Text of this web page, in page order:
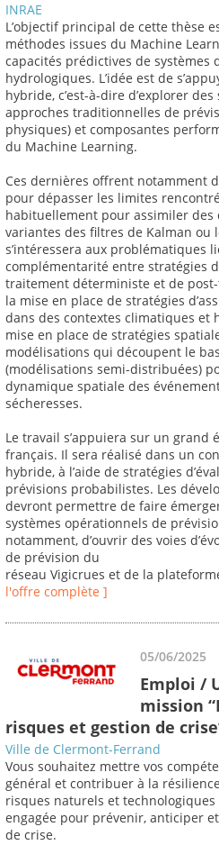
INRAE
L’objectif principal de cette thèse
méthodes issues du Machine
capacités prédictives de systèmes
hydrologiques. L’idée est de
hybride, c’est-à-dire d’explorer
approches traditionnelles de
physiques) et composantes
du Machine Learning.
Ces dernières offrent notamment
pour dépasser les limites
habituellement pour assimiler des
variantes des filtres de Kalman ou
s’intéressera aux problématiques
complémentarité entre stratégies
traitement déterministe et de
la mise en place de stratégies
dans des contextes climatiques et
mise en place de stratégies
modélisations qui découpent le
(modélisations semi-distribuées)
dynamique spatiale des
sécheresses.
Le travail s’appuiera sur un grand
français. Il sera réalisé dans un
hybride, à l’aide de stratégies
prévisions probabilistes. Les
devront permettre de faire
systèmes opérationnels de
notamment, d’ouvrir des voies
de prévision du
réseau Vigicrues et de la
l'offre complète ]
05/06/2025
Emploi /
mission
risques et gestion de
Ville de Clermont-Ferrand
Vous souhaitez mettre vos
général et contribuer à la
risques naturels et technologiques
engagée pour prévenir, anticiper
de crise.